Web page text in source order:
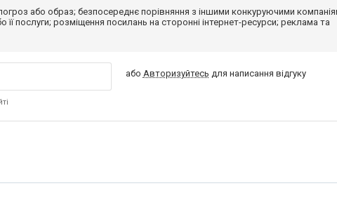
або образ; безпосереднє порівняння з іншими конкуруючими
її послуги; розміщення посилань на сторонні інтернет-ресурси; реклама та
або Авторизуйтесь для написання відгуку